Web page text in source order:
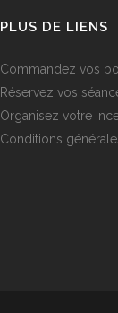
PLUS DE LIENS
Commandez vos
Réservez vos
Organisez votre
Conditions